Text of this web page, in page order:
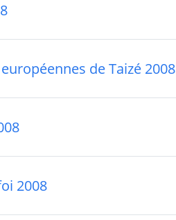
de Taizé 2008
2008